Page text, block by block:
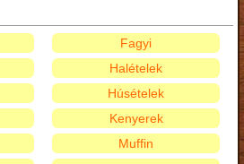
Fagyi
Halételek
Húsételek
Kenyerek
Muffin